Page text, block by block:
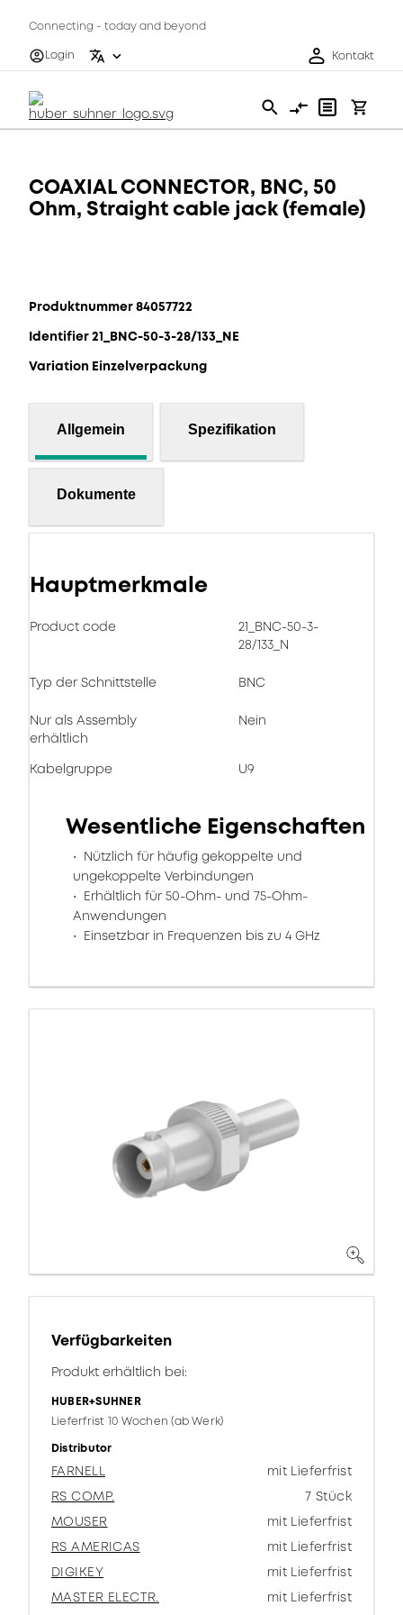
Connecting - today and beyond
Login
Kontakt
COAXIAL CONNECTOR, BNC, 50
Ohm, Straight cable jack (female)
Produktnummer 84057722
Identifier 21_BNC-50-3-28/133_NE
Variation Einzelverpackung
Allgemein Spezifikation
Dokumente
Hauptmerkmale
Product code
21_BNC-50-3-
28/133_N
Typ der Schnittstelle BNC
Nur als Assembly
erhältlich
Nein
Kabelgruppe U9
Wesentliche Eigenschaften
Nützlich für häufig gekoppelte und
ungekoppelte Verbindungen
Erhältlich für 50-Ohm- und 75-Ohm-
Anwendungen
Einsetzbar in Frequenzen bis zu 4 GHz
Verfügbarkeiten
Produkt erhältlich bei:
HUBER+SUHNER
Lieferfrist 10 Wochen (ab Werk)
Distributor
FARNELL
mit Lieferfrist
RS COMP.
7 Stück
MOUSER
mit Lieferfrist
RS AMERICAS
mit Lieferfrist
DIGIKEY
mit Lieferfrist
MASTER ELECTR.
mit Lieferfrist